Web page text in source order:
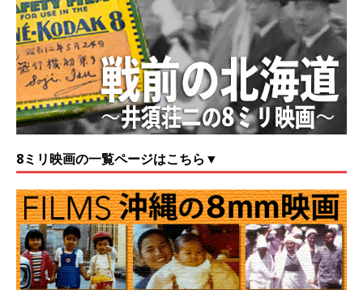
8ミリ映画の一覧ページはこちら▼